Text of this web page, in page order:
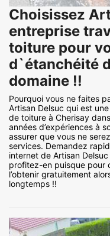
Choisissez
entreprise
toiture pour
d`étanchéité
domaine !!
Pourquoi vous ne faites
Artisan Delsuc qui est
de toiture à Cherisay
années d’expériences à
assurer que vous ne
services. Demandez
internet de Artisan
profitez-en puisque pour
l’obtenir gratuitement
longtemps !!